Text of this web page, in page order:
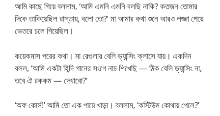
আমি কাছে গিয়ে বললাম, ‘আমি এমনি এমনি বলছি নাকি? কতজন তোমার
দিকে তাকিয়েছিল রাস্তায়, বলো তো?’ মা আমার কথা শুনে আরও লজ্জা পেয়ে
ভেতরে চলে গিয়েছিল।
কয়েকমাস পরের কথা। মা রেগুলার বেলি ড্যান্সিং ক্লাসে যায়। একদিন
বলল, ‘আমি একটা হিন্দি গানের সংগে নাচ শিখেছি — ঠিক বেলি ড্যান্সিং না,
তবে ঐ রককম — দেখাবো?’
‘অফ কোর্স!’ আমি তো এক পায়ে খাড়া। বললাম, ‘কস্টিউম কোথায় পেলে?’